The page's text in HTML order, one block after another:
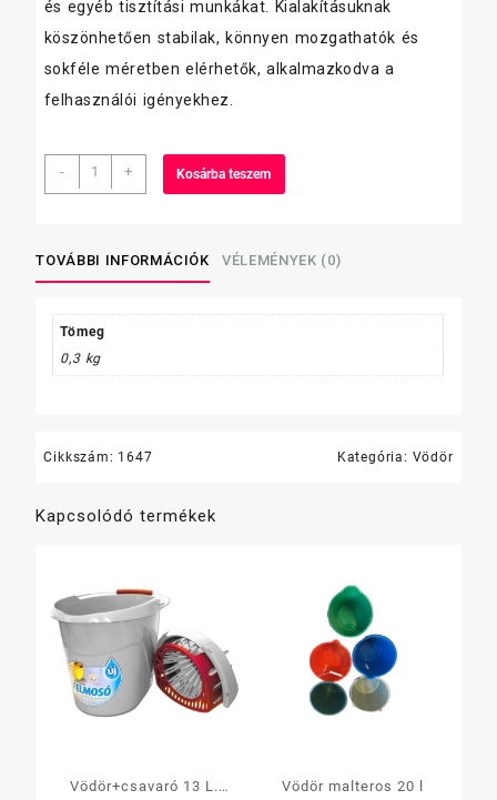
és egyéb tisztítási munkákat. Kialakításuknak
köszönhetően stabilak, könnyen mozgathatók és
sokféle méretben elérhetők, alkalmazkodva a
felhasználói igényekhez.
-
vödör
10
újrahasznosítoot
mennyiség
+ Kosárba teszem
TOVÁBBI INFORMÁCIÓK VÉLEMÉNYEK (0)
Tömeg
0,3 kg
Cikkszám: 1647 Kategória: Vödör
Kapcsolódó termékek
Vödör+csavaró 13 L.
Vödör malteros 20 l